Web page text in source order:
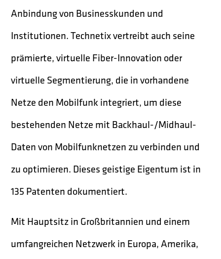
Anbindung von Businesskunden und
Institutionen. Technetix vertreibt auch seine
prämierte, virtuelle Fiber-Innovation oder
virtuelle Segmentierung, die in vorhandene
Netze den Mobilfunk integriert, um diese
bestehenden Netze mit Backhaul-/Midhaul-
Daten von Mobilfunknetzen zu verbinden und
zu optimieren. Dieses geistige Eigentum ist in
135 Patenten dokumentiert.
Mit Hauptsitz in Großbritannien und einem
umfangreichen Netzwerk in Europa, Amerika,